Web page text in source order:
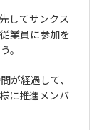
してサンクス
業員に参加を
。
が経過して、
に推進メンバ